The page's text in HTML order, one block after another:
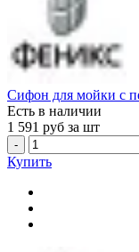
Сифон для мойки с
Есть в наличии
1 591 руб за шт
-
Купить